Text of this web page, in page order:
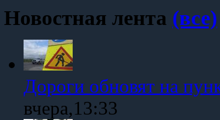
Новостная лента (все)
Дороги обновят на
вчера,13:33